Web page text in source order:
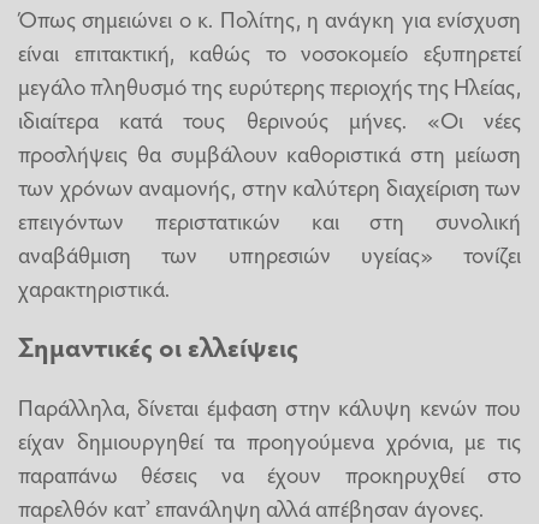
Όπως σημειώνει ο κ. Πολίτης, η ανάγκη για ενίσχυση
είναι επιτακτική, καθώς το νοσοκομείο εξυπηρετεί
μεγάλο πληθυσμό της ευρύτερης περιοχής της Ηλείας,
ιδιαίτερα κατά τους θερινούς μήνες. «Οι νέες
προσλήψεις θα συμβάλουν καθοριστικά στη μείωση
των χρόνων αναμονής, στην καλύτερη διαχείριση των
επειγόντων περιστατικών και στη συνολική
αναβάθμιση των υπηρεσιών υγείας» τονίζει
χαρακτηριστικά.
Σημαντικές οι ελλείψεις
Παράλληλα, δίνεται έμφαση στην κάλυψη κενών που
είχαν δημιουργηθεί τα προηγούμενα χρόνια, με τις
παραπάνω θέσεις να έχουν προκηρυχθεί στο
παρελθόν κατ’ επανάληψη αλλά απέβησαν άγονες.